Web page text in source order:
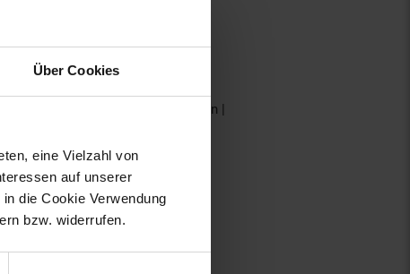
Über Cookies
eine Vielzahl von
auf unserer
die Cookie Verwendung
bzw. widerrufen.
de Llobregat, Barcelona, Spanien |